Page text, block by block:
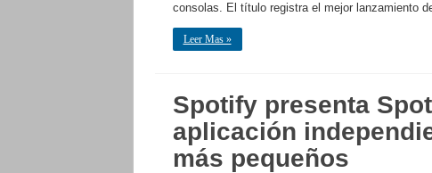
consolas. El título registra el mejor lanzamiento
Leer Mas »
Spotify presenta
aplicación
más pequeños